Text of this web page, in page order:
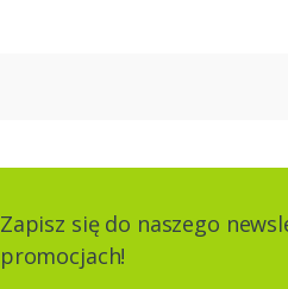
Zapisz się do naszego
promocjach!